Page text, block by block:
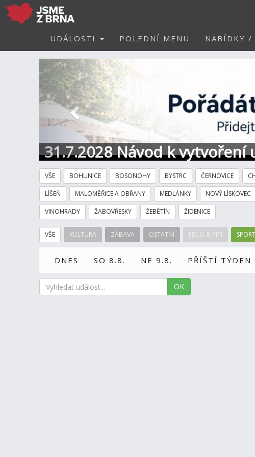
UDÁLOSTI POLEDNÍ MENU NABÍDKY /
31.7.2028 Návod k
Předchozí
VŠE BOHUNICE BOSONOHY BYSTRC ČERNOVICE
LÍŠEŇ MALOMĚŘICE A OBŘANY MEDLÁNKY NOVÝ LÍSKOVEC
VINOHRADY ŽABOVŘESKY ŽEBĚTÍN ŽIDENICE
VŠE KULTURA ZÁBAVA OSTATNÍ JÍDLO & PITÍ SPORT
DNES SO 8.8. NE 9.8. PŘÍŠTÍ TÝDEN
OK